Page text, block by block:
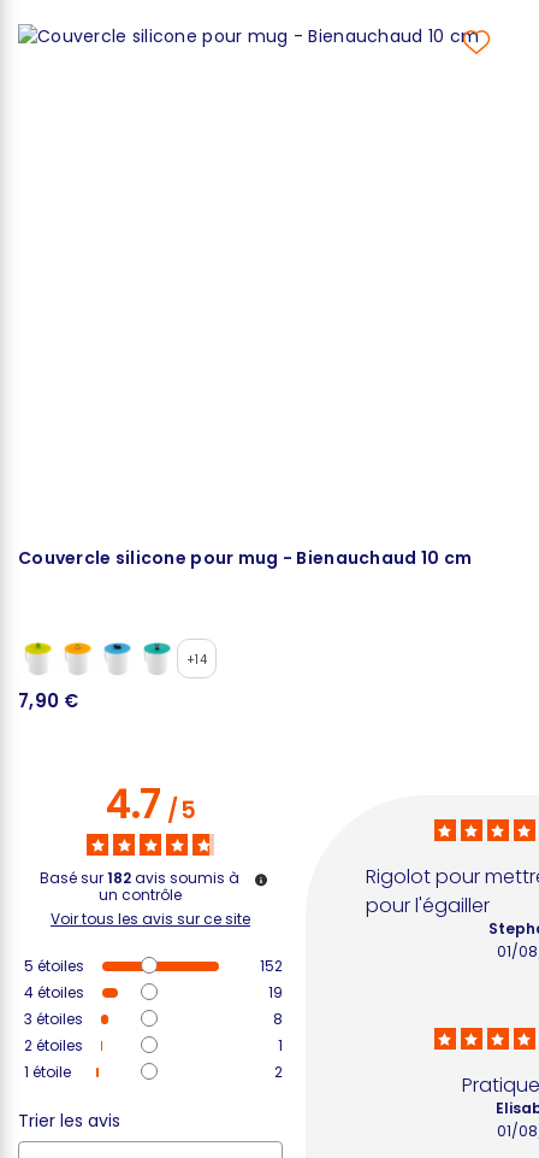
Couvercle silicone pour mug - Bienauchaud 10 cm
+14
7,90 €
4.7/5
Basé sur182avis soumis à
un contrôle
Voir tous les avis sur ce site
5 étoiles
152
4étoiles
19
3 étoiles
8
2étoiles
1
1 étoile 2
Trier les avis
Rigolot pour
pour l'égailler
01/
01/